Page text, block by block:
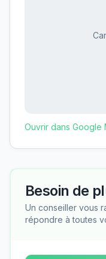
Ouvrir dans Google
Besoin de
Un conseiller vous
répondre à toutes